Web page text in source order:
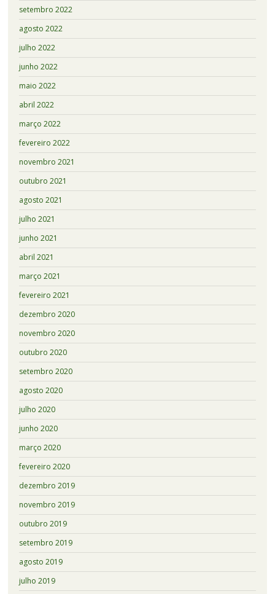
setembro 2022
agosto 2022
julho 2022
junho 2022
maio 2022
abril 2022
março 2022
fevereiro 2022
novembro 2021
outubro 2021
agosto 2021
julho 2021
junho 2021
abril 2021
março 2021
fevereiro 2021
dezembro 2020
novembro 2020
outubro 2020
setembro 2020
agosto 2020
julho 2020
junho 2020
março 2020
fevereiro 2020
dezembro 2019
novembro 2019
outubro 2019
setembro 2019
agosto 2019
julho 2019